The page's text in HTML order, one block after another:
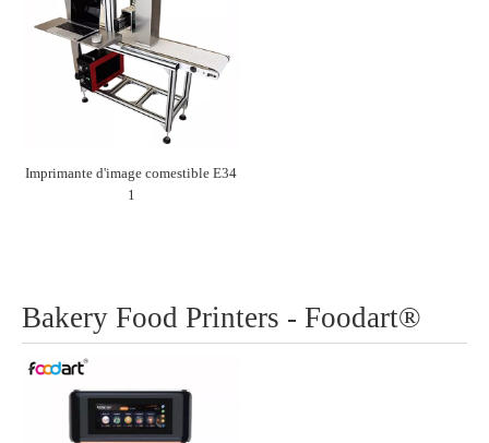
Imprimante d'image comestible E34
1
Bakery Food Printers - Foodart®